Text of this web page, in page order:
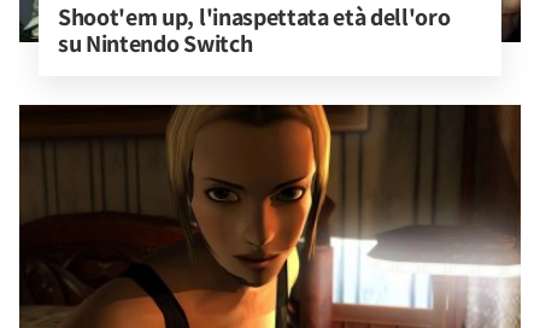
Shoot'em up, l'inaspettata età dell'oro
su Nintendo Switch